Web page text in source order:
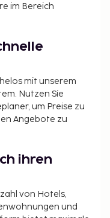
im Bereich
mit unserem
Nutzen Sie
um Preise zu
Angebote zu
ihren
von Hotels,
und